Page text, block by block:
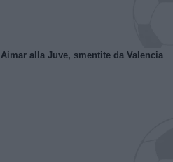
Aimar alla Juve, smentite da Valencia